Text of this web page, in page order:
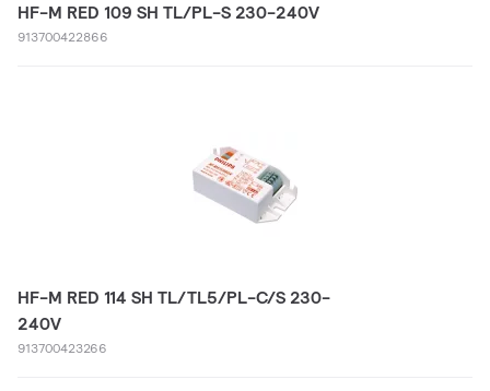
HF-M RED 109 SH TL/PL-S 230-240V
913700422866
HF-M RED 114 SH TL/TL5/PL-C/S 230-
240V
913700423266